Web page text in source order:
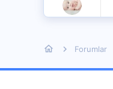
Forumlar